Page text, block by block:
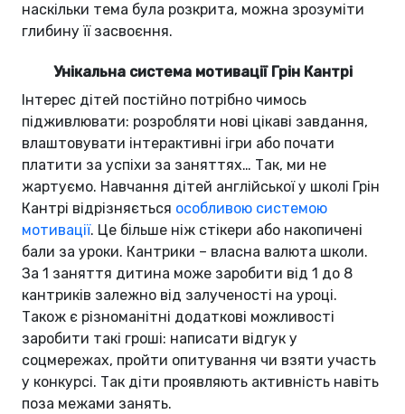
наскільки тема була розкрита, можна зрозуміти
глибину її засвоєння.
Унікальна система мотивації Грін Кантрі
Інтерес дітей постійно потрібно чимось
підживлювати: розробляти нові цікаві завдання,
влаштовувати інтерактивні ігри або почати
платити за успіхи за заняттях… Так, ми не
жартуємо. Навчання дітей англійської у школі Грін
Кантрі відрізняється особливою системою
мотивації. Це більше ніж стікери або накопичені
бали за уроки. Кантрики – власна валюта школи.
За 1 заняття дитина може заробити від 1 до 8
кантриків залежно від залученості на уроці.
Також є різноманітні додаткові можливості
заробити такі гроші: написати відгук у
соцмережах, пройти опитування чи взяти участь
у конкурсі. Так діти проявляють активність навіть
поза межами занять.